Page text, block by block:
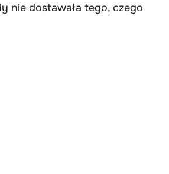
nie dostawała tego, czego